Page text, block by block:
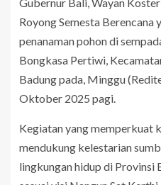
Royong Semesta Berencana
penanaman pohon di
Bongkasa Pertiwi,
Badung pada, Minggu
Oktober 2025 pagi.
Kegiatan yang memperkuat
mendukung kelestarian
lingkungan hidup di Provinsi